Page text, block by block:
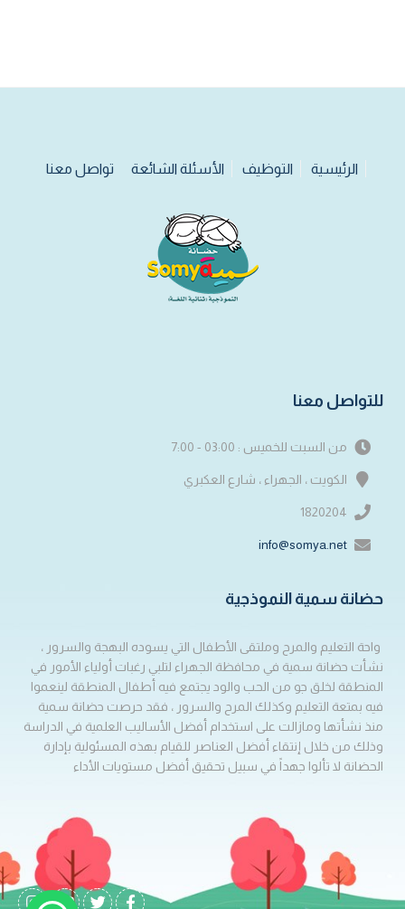
الرئيسية التوظيف الأسئلة الشائعة تواصل معنا
للتواصل معنا
من السبت للخميس : 03:00 - 7:00
الكويت ، الجهراء ، شارع العكبري
1820204
info@somya.net
حضانة سمية النموذجية
واحة التعليم والمرح وملتقى الأطفال التي يسوده البهجة والسرور ،
نشأت حضانة سمية في محافظة الجهراء لتلبي رغبات أولياء الأمور في
المنطقة لخلق جو من الحب والود يجتمع فيه أطفال المنطقة لينعموا
فيه بمتعة التعليم وكذلك المرح والسرور ، فقد حرصت حضانة سمية
منذ نشأتها ومازالت على استخدام أفضل الأساليب العلمية في الدراسة
وذلك من خلال إنتقاء أفضل العناصر للقيام بهذه المسئولية بإدارة
الحضانة لا تألوا جهداً في سبيل تحقيق أفضل مستويات الأداء